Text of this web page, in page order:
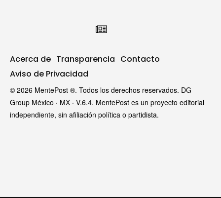
Acerca de Transparencia Contacto
Aviso de Privacidad
© 2026 MentePost ®. Todos los derechos reservados. DG
Group México · MX · V.6.4. MentePost es un proyecto editorial
independiente, sin afiliación política o partidista.